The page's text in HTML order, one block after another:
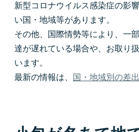
新型コロナウイルス感染症の影
い国・地域等があります。
その他、国際情勢等により、一
達が遅れている場合や、お取り
います。
最新の情報は、 国・地域別の差